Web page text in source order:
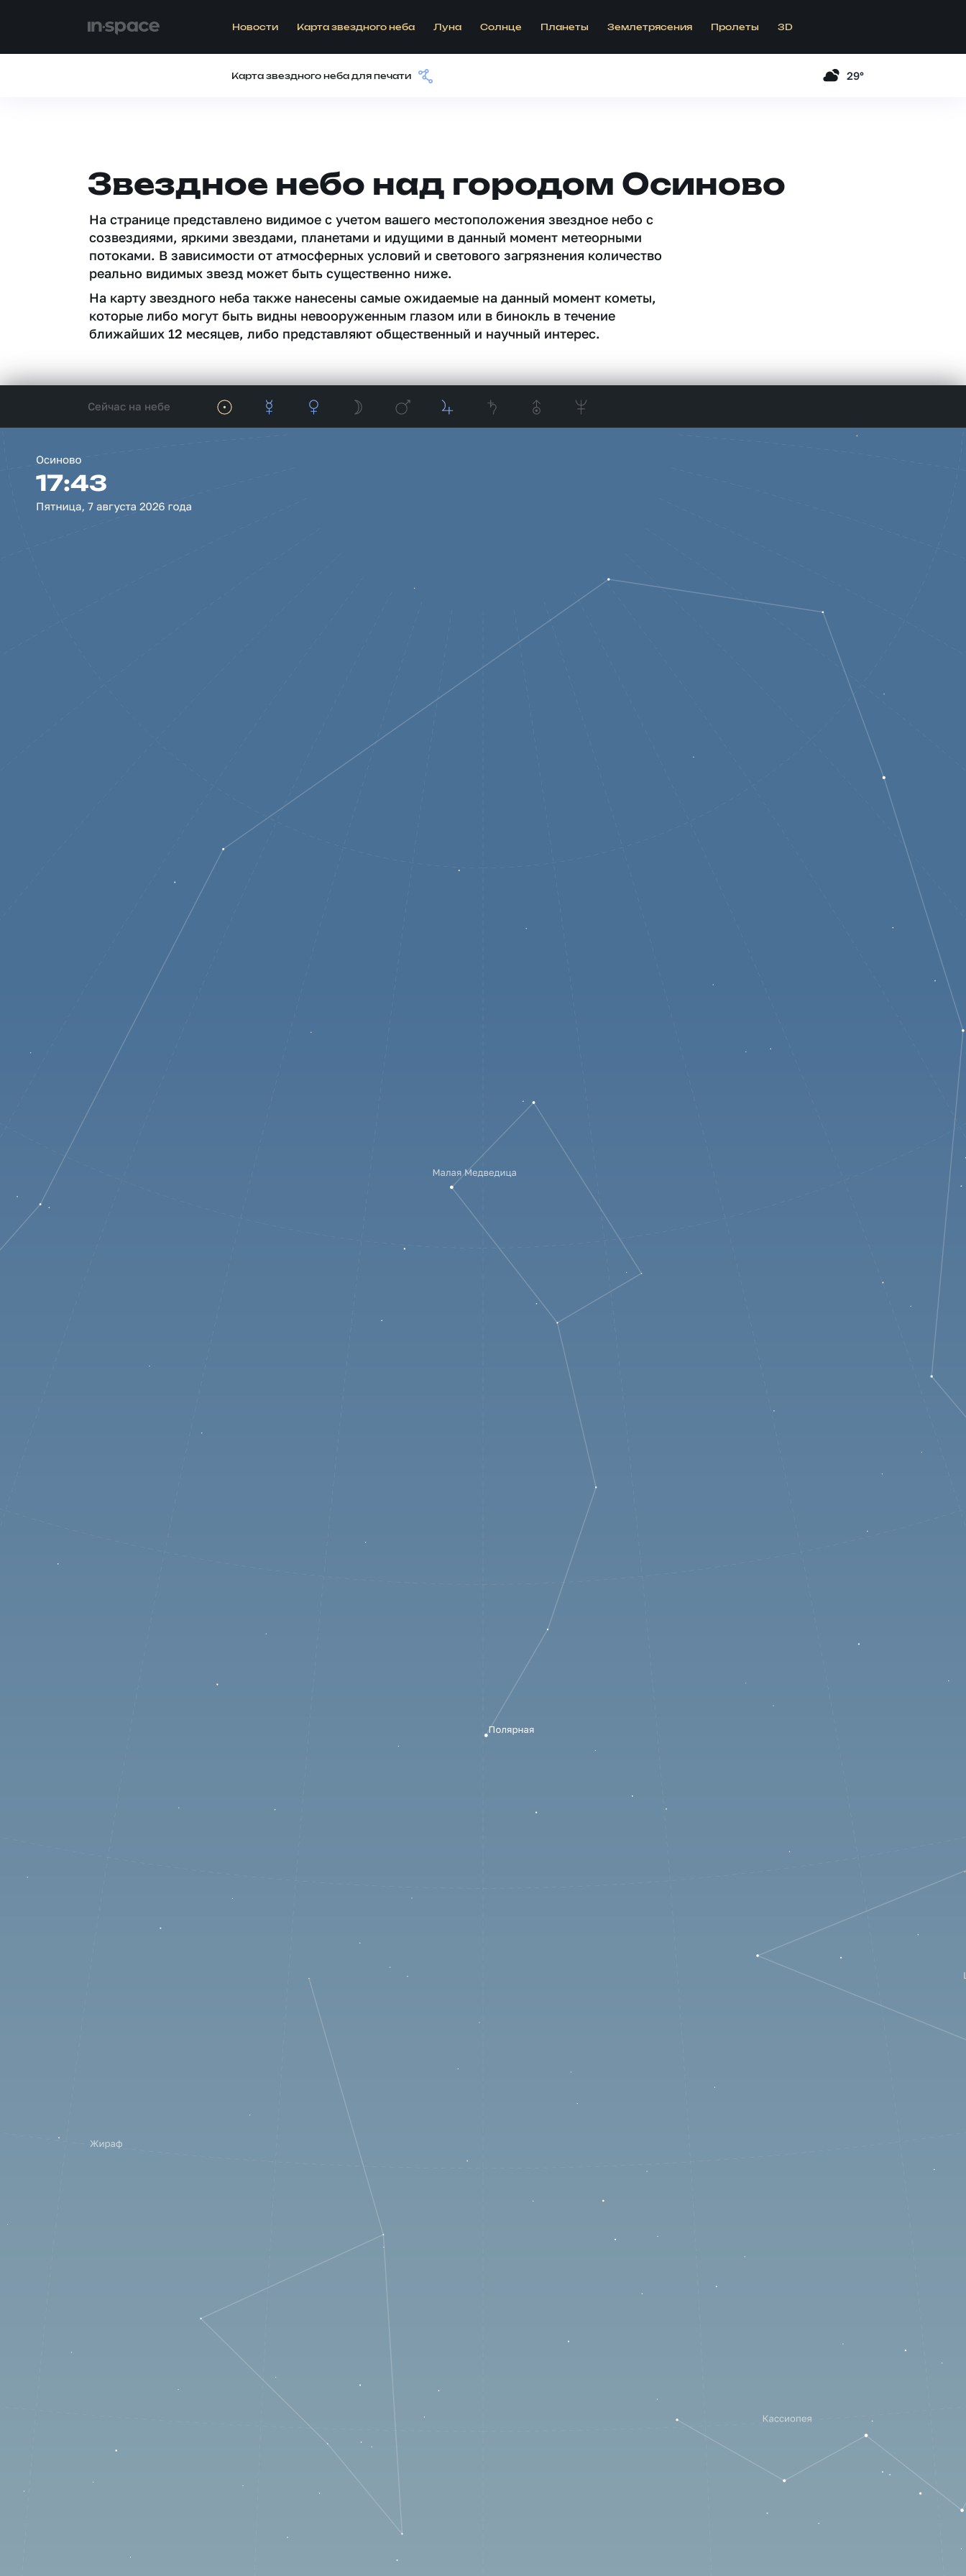
Новости Карта звездного неба Луна Солнце Планеты Землетрясения Пролеты 3D
Карта звездного неба для печати 29°
Звездное небо над городом Осиново
На странице представлено видимое c учетом вашего местоположения звездное небо c
созвездиями, яркими звездами, планетами и идущими в данный момент метеорными
потоками. В зависимости от атмосферных условий и светового загрязнения количество
реально видимых звезд может быть существенно ниже.
На карту звездного неба также нанесены самые ожидаемые на данный момент кометы,
которые либо могут быть видны невооруженным глазом или в бинокль в течение
ближайших 12 месяцев, либо представляют общественный и научный интерес.
Сейчас на небе